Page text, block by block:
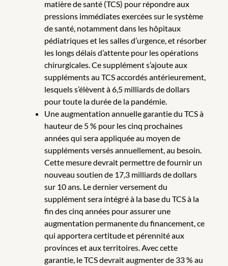
matière de santé (TCS) pour répondre aux
pressions immédiates exercées sur le système
de santé, notamment dans les hôpitaux
pédiatriques et les salles d’urgence, et résorber
les longs délais d’attente pour les opérations
chirurgicales. Ce supplément s’ajoute aux
suppléments au TCS accordés antérieurement,
lesquels s’élèvent à 6,5 milliards de dollars
pour toute la durée de la pandémie.
Une augmentation annuelle garantie du TCS à
hauteur de 5 % pour les cinq prochaines
années qui sera appliquée au moyen de
suppléments versés annuellement, au besoin.
Cette mesure devrait permettre de fournir un
nouveau soutien de 17,3 milliards de dollars
sur 10 ans. Le dernier versement du
supplément sera intégré à la base du TCS à la
fin des cinq années pour assurer une
augmentation permanente du financement, ce
qui apportera certitude et pérennité aux
provinces et aux territoires. Avec cette
garantie, le TCS devrait augmenter de 33 % au